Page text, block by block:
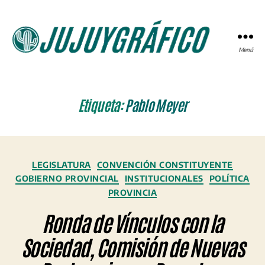
Menú
Etiqueta:Pablo Meyer
Categorías
LEGISLATURA
CONVENCIÓN CONSTITUYENTE
GOBIERNO PROVINCIAL
INSTITUCIONALES
POLÍTICA
PROVINCIA
Ronda de Vínculos con la
Sociedad, Comisión de Nuevas